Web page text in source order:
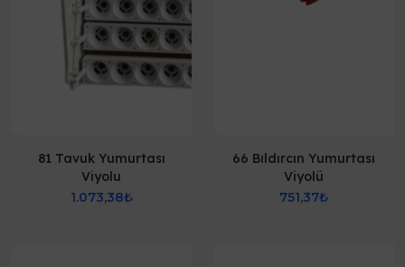
81 Tavuk Yumurtası
Viyolu
1.073,38₺
66 Bıldırcın Yumurtası
Viyolü
751,37₺